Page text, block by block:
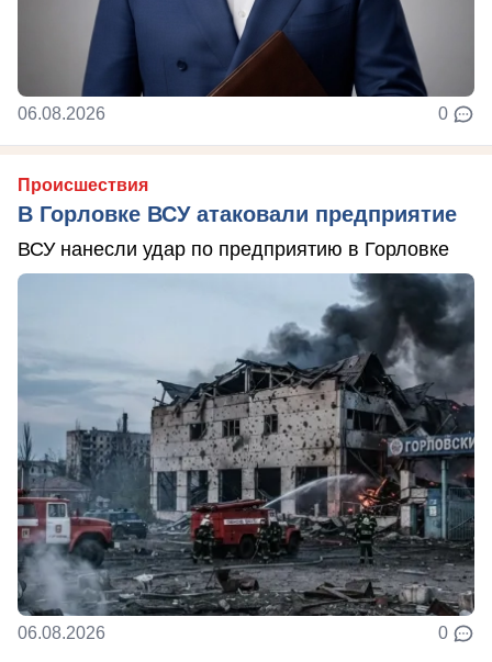
06.08.2026 0
Происшествия
В Горловке ВСУ атаковали предприятие
ВСУ нанесли удар по предприятию в Горловке
06.08.2026 0